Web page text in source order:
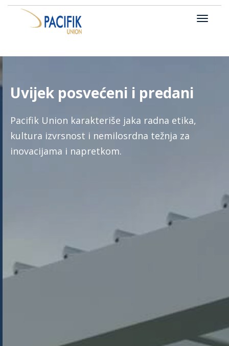
Uvijek posvećeni i predani
Pacifik Union karakteriše jaka radna etika,
kultura izvrsnost i nemilosrdna težnja za
inovacijama i napretkom.